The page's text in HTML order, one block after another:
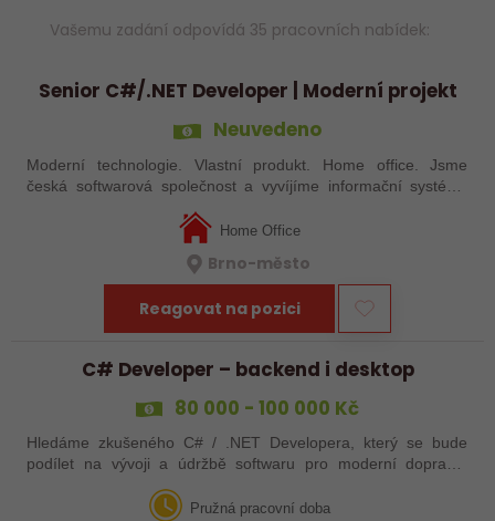
Vašemu zadání odpovídá 35 pracovních nabídek:
Senior C#/.NET Developer | Moderní projekt
Neuvedeno
Moderní technologie. Vlastní produkt. Home office. Jsme
česká softwarová společnost a vyvíjíme informační systémy
zkušeného C#/.NET developera…
Home Office
Brno-město
Reagovat na pozici
C# Developer – backend i desktop
80 000 - 100 000 Kč
Hledáme zkušeného C# / .NET Developera, který se bude
podílet na vývoji a údržbě softwaru pro moderní dopravní
Pružná pracovní doba